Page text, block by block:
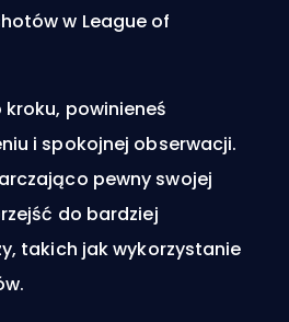
w League of
powinieneś
i spokojnej obserwacji.
pewny swojej
do bardziej
takich jak wykorzystanie